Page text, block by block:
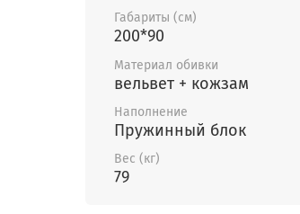
По Вашему желанию
обивки, форм
Также можно
Габариты (см)
200*90
Материал обивки
вельвет + кожзам
Наполнение
Пружинный блок
Вес (кг)
79